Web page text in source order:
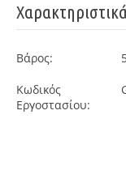
Χαρακτηριστικά
Βάρος:
Κωδικός
Εργοστασίου: